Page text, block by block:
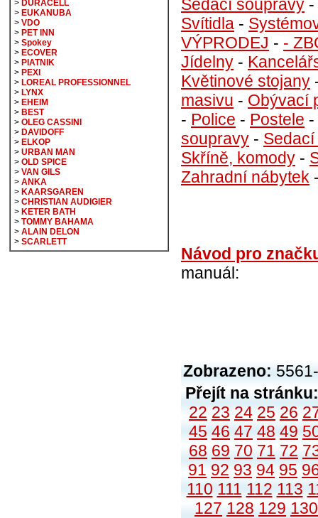
Sedací soupravy -
Svítidla -
VÝPRODEJ - -
Jídelny -
Květinové stojany
masivu - Obývací
- Police - Postele -
soupravy -
Skříně, komody -
Zahradní nábytek
Návod pro
manuál:
Zobrazeno:
Přejít na stránku:
22 23 24 25 26
45 46 47 48 49
68 69 70 71 72
91 92 93 94 95
110 111 112 113
127 128 129 130
> DURACELL
> EUKANUBA
> VDO
> PET INN
> Spokey
> ECOVER
> PIATNIK
> PEXI
> LOREAL PROFESSIONNEL
> LYNX
> EHEIM
> BEST
> OLEG CASSINI
> DAVIDOFF
> ELKOP
> URBAN MAN
> OLD SPICE
> VAN GILS
> ANKA
> KAARSGAREN
> CHRISTIAN AUDIGIER
> KETER BATH
> TOMMY BAHAMA
> ALAIN DELON
> SCARLETT